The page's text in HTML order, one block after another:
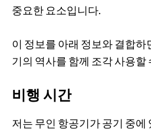
중요한 요소입니다.
이 정보를 아래 정보와 결합
기의 역사를 함께 조각 사용할
비행 시간
저는 무인 항공기가 공기 중에